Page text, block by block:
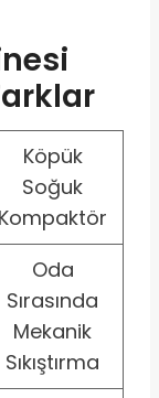
Köpük
Soğuk
Kompaktör
Oda
Sırasında
Mekanik
Sıkıştırma